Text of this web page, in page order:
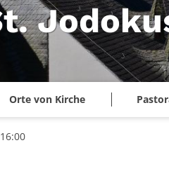
Orte von Kirche